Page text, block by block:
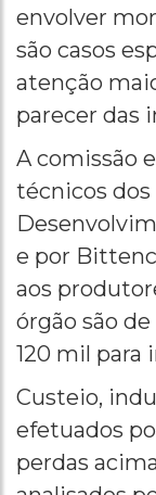
envolver
são casos
atenção
parecer das
A comissão
técnicos
e por
aos
órgão são
120 mil para
Custeio,
efetuados
perdas